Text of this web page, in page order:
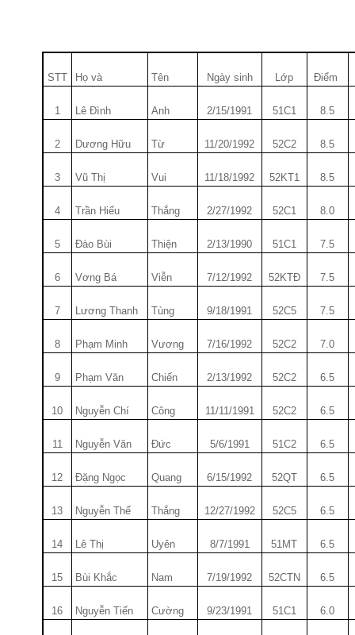
STT Họ và Tên Ngày sinh Lớp Điểm
1 Lê Đình Anh 2/15/1991 51C1 8.5
2 D­ương Hữu Từ 11/20/1992 52C2 8.5
3 Vũ Thị Vui 11/18/1992 52KT1 8.5
4 Trần Hiếu Thắng 2/27/1992 52C1 8.0
5 Đào Bùi Thiện 2/13/1990 51C1 7.5
6 V­ơng Bá Viễn 7/12/1992 52KTĐ 7.5
7 Lư­ơng Thanh Tùng 9/18/1991 52C5 7.5
8 Phạm Minh Vư­ơng 7/16/1992 52C2 7.0
9 Phạm Văn Chiến 2/13/1992 52C2 6.5
10 Nguyễn Chí Công 11/11/1991 52C2 6.5
11 Nguyễn Văn Đức 5/6/1991 51C2 6.5
12 Đặng Ngọc Quang 6/15/1992 52QT 6.5
13 Nguyễn Thế Thắng 12/27/1992 52C5 6.5
14 Lê Thị Uyên 8/7/1991 51MT 6.5
15 Bùi Khắc Nam 7/19/1992 52CTN 6.5
16 Nguyễn Tiến Cư­ờng 9/23/1991 51C1 6.0